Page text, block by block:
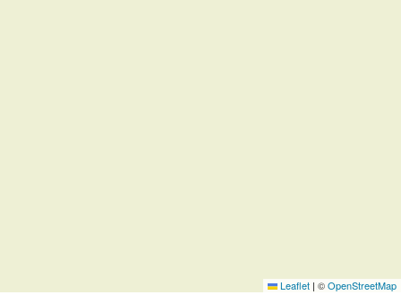
Leaflet | ©OpenStreetMap